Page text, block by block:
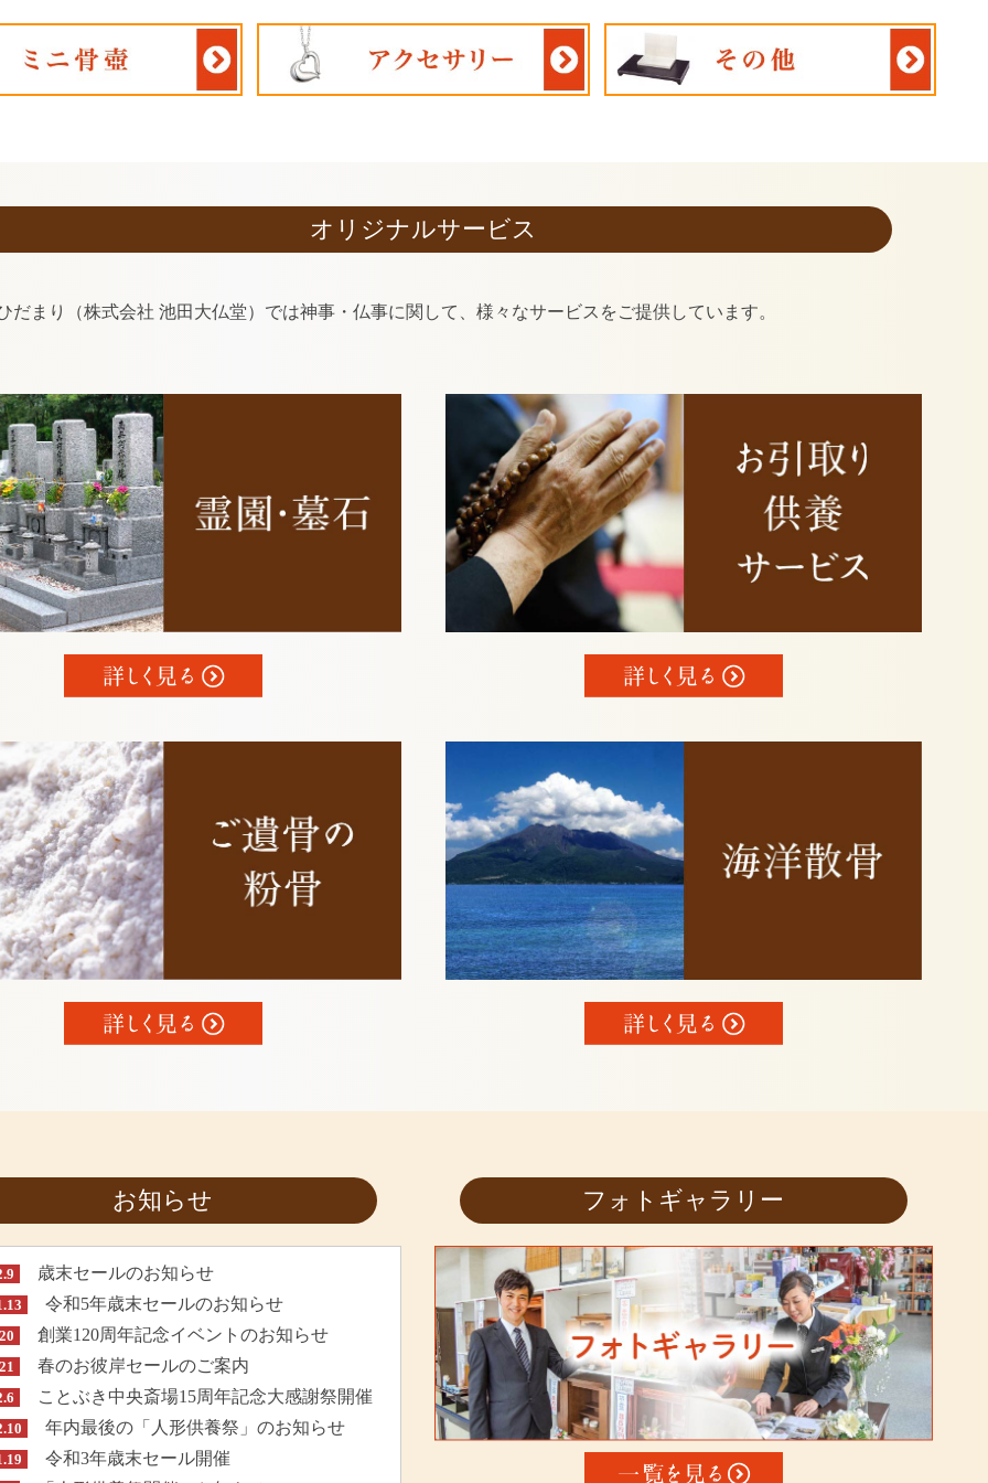
オリジナルサービス
だまり（株式会社 池田大仏堂）では神事・仏事に関して、様々なサービスをご提供しています。
お知らせ
歳末セールのお知らせ
令和5年歳末セールのお知らせ
創業120周年記念イベントのお知らせ
春のお彼岸セールのご案内
ことぶき中央斎場15周年記念大感謝祭開催
年内最後の「人形供養祭」のお知らせ
令和3年歳末セール開催
フォトギャラリー